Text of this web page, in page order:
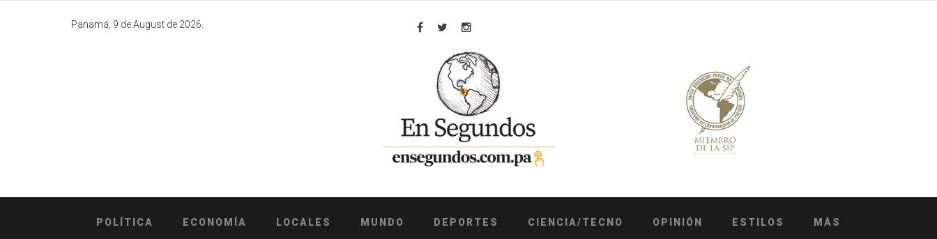
Panamá, 9 de August de 2026.
Facebook
TwitterInstagram
POLÍTICA ECONOMÍA LOCALES MUNDO DEPORTES CIENCIA/TECNO OPINIÓN ESTILOS MÁS